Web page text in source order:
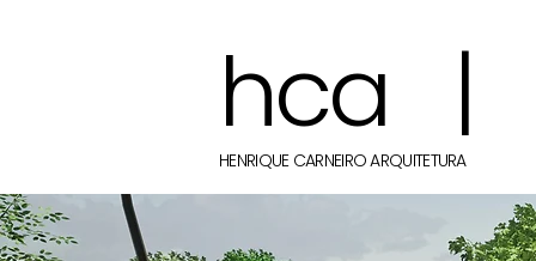
hca |
HENRIQUE CARNEIRO ARQUITETURA